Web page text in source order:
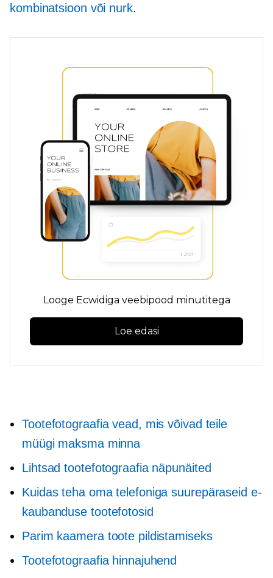
kombinatsioon või nurk.
Looge Ecwidiga veebipood minutitega
Loe edasi
Tootefotograafia vead, mis võivad teile
müügi maksma minna
Lihtsad tootefotograafia näpunäited
Kuidas teha oma telefoniga suurepäraseid e-
kaubanduse tootefotosid
Parim kaamera toote pildistamiseks
Tootefotograafia hinnajuhend